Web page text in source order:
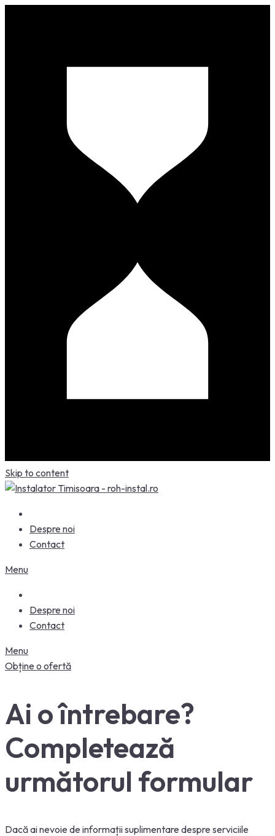
Skip to content
Despre noi
Contact
Menu
Despre noi
Contact
Menu
Obține o ofertă
Ai o întrebare?
Completează
următorul formular
Dacă ai nevoie de informații suplimentare despre serviciile